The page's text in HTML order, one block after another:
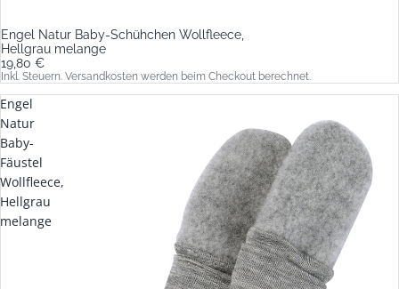
Engel Natur Baby-Schühchen Wollfleece,
Hellgrau melange
19,80 €
Inkl. Steuern. Versandkosten werden beim Checkout berechnet.
Engel
Natur
Baby-
Fäustel
Wollfleece,
Hellgrau
melange